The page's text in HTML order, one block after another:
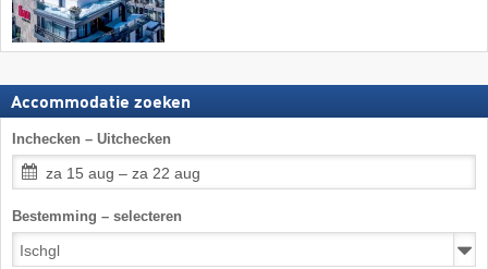
Accommodatie zoeken
Inchecken – Uitchecken
za 15 aug – za 22 aug
Bestemming – selecteren